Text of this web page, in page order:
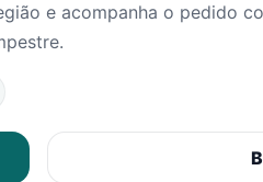
e acompanha o pedido
.